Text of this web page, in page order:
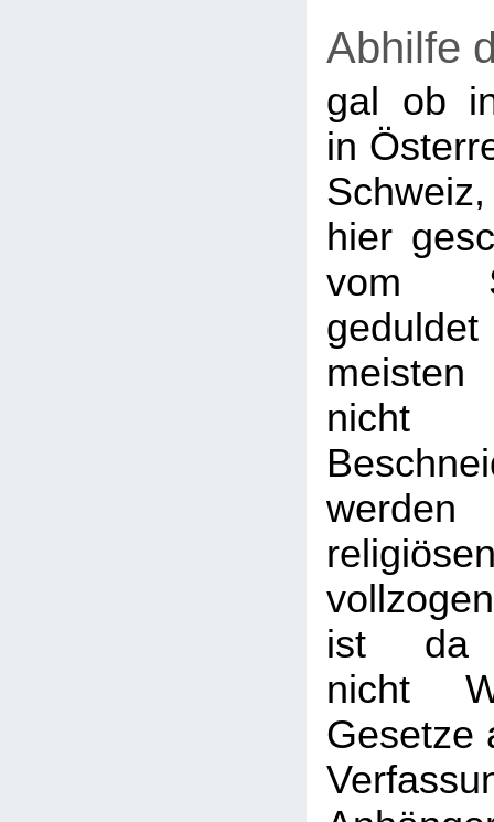
Abhilfe
gal ob
in
hier
vom
ist da
nicht
Gesetze